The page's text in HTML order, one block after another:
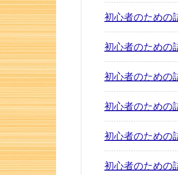
初心者のため
初心者のため
初心者のため
初心者のため
初心者のため
初心者のため